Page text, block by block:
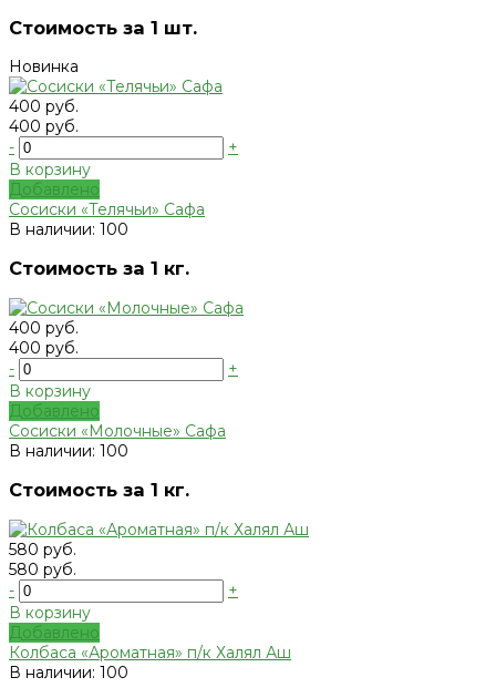
Стоимость за 1 шт.
Новинка
400 руб.
400 руб.
-
+
В корзину
Добавлено
Сосиски «Телячьи» Сафа
В наличии: 100
Стоимость за 1 кг.
400 руб.
400 руб.
-
+
В корзину
Добавлено
Сосиски «Молочные» Сафа
В наличии: 100
Стоимость за 1 кг.
580 руб.
580 руб.
-
+
В корзину
Добавлено
Колбаса «Ароматная» п/к Халял Аш
В наличии: 100